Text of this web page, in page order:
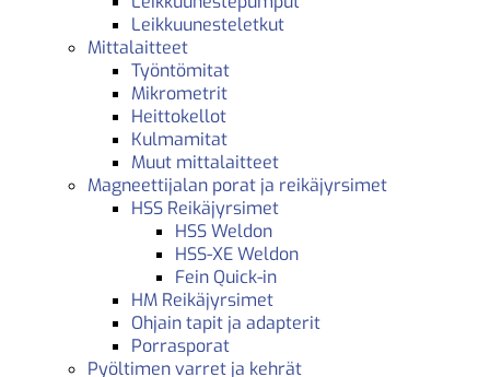
Leikkuunesteletkut
Mittalaitteet
Työntömitat
Mikrometrit
Heittokellot
Kulmamitat
Muut mittalaitteet
Magneettijalan porat ja reikäjyrsimet
HSS Reikäjyrsimet
HSS Weldon
HSS-XE Weldon
Fein Quick-in
HM Reikäjyrsimet
Ohjain tapit ja adapterit
Porrasporat
Pyöltimen varret ja kehrät